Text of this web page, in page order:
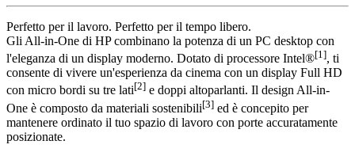
Perfetto per il lavoro. Perfetto per il tempo libero.
Gli All-in-One di HP combinano la potenza di un PC desktop con
l'eleganza di un display moderno. Dotato di processore Intel®[1], ti
consente di vivere un'esperienza da cinema con un display Full HD
con micro bordi su tre lati[2] e doppi altoparlanti. Il design All-in-
One è composto da materiali sostenibili[3] ed è concepito per
mantenere ordinato il tuo spazio di lavoro con porte accuratamente
posizionate.